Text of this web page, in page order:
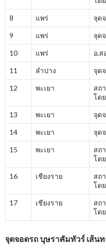
8 แพร่ จุด
9 แพร่ จุด
10 แพร่ อ.ส
11 ลำปาง จุด
12 พะเยา
สถ
โด
13 พะเยา จุด
14 พะเยา จุด
15 พะเยา
สถ
โด
16 เชียงราย
สถ
โด
17 เชียงราย
สถ
โด
จุดจอดรถ บุษราคัมทัวร์ เส้นท